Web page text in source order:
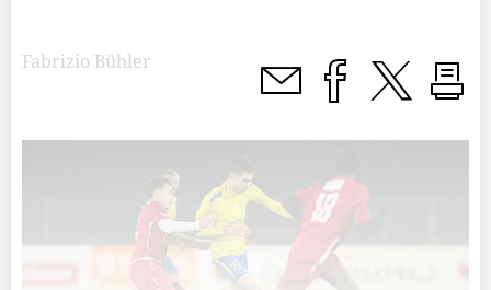
Fabrizio Bühler